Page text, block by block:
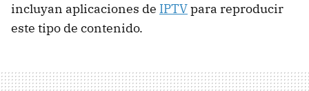
incluyan aplicaciones de IPTVpara reproducir
este tipo de contenido.